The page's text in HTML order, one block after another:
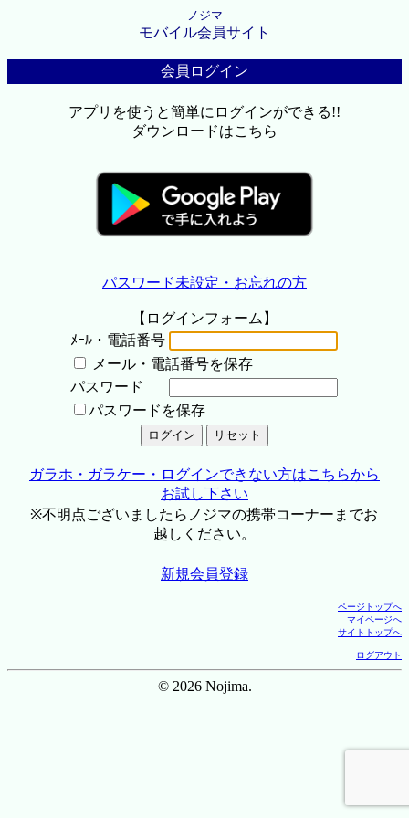
ノジマ
モバイル会員サイト
会員ログイン
アプリを使うと簡単にログインができる!!
ダウンロードはこちら
パスワード未設定・お忘れの方
【ログインフォーム】
ﾒｰﾙ・電話番号
メール・電話番号を保存
パスワード
パスワードを保存
ガラホ・ガラケー・ログインできない方はこちらから
お試し下さい
※不明点ございましたらノジマの携帯コーナーまでお
越しください。
新規会員登録
ページトップへ
マイページへ
サイトトップへ
ログアウト
© 2026 Nojima.